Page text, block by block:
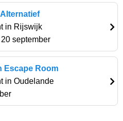
in Rijswijk
september
Escape Room
in Oudelande